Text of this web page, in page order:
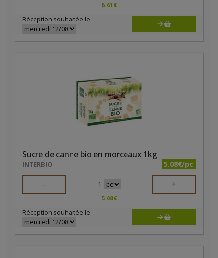
6.61€
Réception souhaitée le
Sucre de canne bio en morceaux 1kg
INTERBIO 5.08€/pc
- 1 +
5.08€
Réception souhaitée le